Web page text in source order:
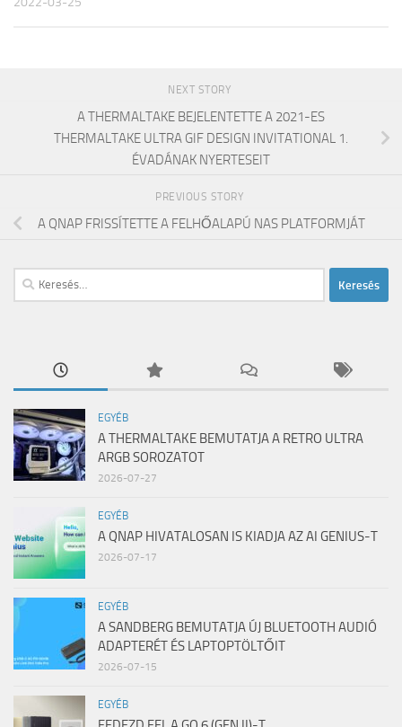
NEXT STORY
A THERMALTAKE BEJELENTETTE A 2021-ES
THERMALTAKE ULTRA GIF DESIGN INVITATIONAL 1.
ÉVADÁNAK NYERTESEIT
PREVIOUS STORY
A QNAP FRISSÍTETTE A FELHŐALAPÚ NAS PLATFORMJÁT
Keresés:
EGYÉB
A THERMALTAKE BEMUTATJA A RETRO ULTRA
ARGB SOROZATOT
2026-07-27
EGYÉB
A QNAP HIVATALOSAN IS KIADJA AZ AI GENIUS-T
2026-07-17
EGYÉB
A SANDBERG BEMUTATJA ÚJ BLUETOOTH AUDIÓ
ADAPTERÉT ÉS LAPTOPTÖLTŐIT
2026-07-15
EGYÉB